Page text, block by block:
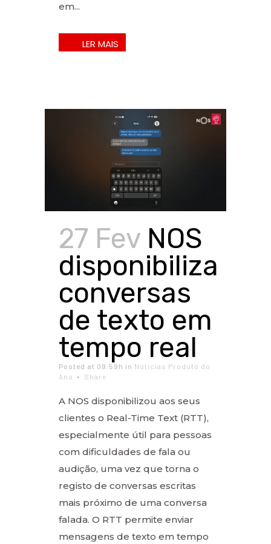
em...
27 Fev NOS
disponibiliza
conversas
de texto em
tempo real
Posted at 09:59h in Notícias Produto do
Ano
Share
A NOS disponibilizou aos seus
clientes o Real-Time Text (RTT),
especialmente útil para pessoas
com dificuldades de fala ou
audição, uma vez que torna o
registo de conversas escritas
mais próximo de uma conversa
falada. O RTT permite enviar
mensagens de texto em tempo